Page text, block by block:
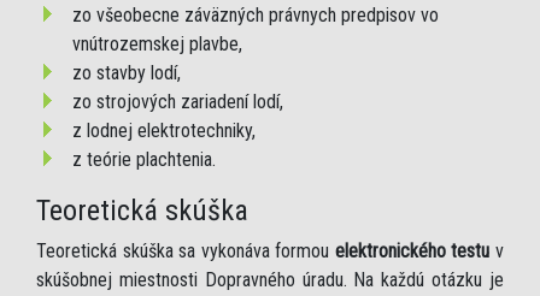
zo všeobecne záväzných právnych predpisov vo
vnútrozemskej plavbe,
zo stavby lodí,
zo strojových zariadení lodí,
z lodnej elektrotechniky,
z teórie plachtenia.
Teoretická skúška
Teoretická skúška sa vykonáva formou elektronického testu v
skúšobnej miestnosti Dopravného úradu. Na každú otázku je